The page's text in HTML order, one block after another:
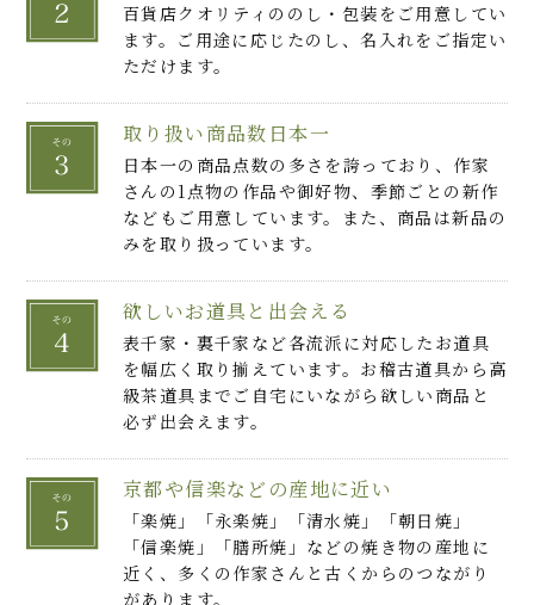
百貨店クオリティののし・包装をご用意してい
ます。ご用途に応じたのし、名入れをご指定い
ただけます。
取り扱い商品数日本一
日本一の商品点数の多さを誇っており、作家
さんの1点物の作品や御好物、季節ごとの新作
などもご用意しています。また、商品は新品の
みを取り扱っています。
欲しいお道具と出会える
表千家・裏千家など各流派に対応したお道具
を幅広く取り揃えています。お稽古道具から高
級茶道具までご自宅にいながら欲しい商品と
必ず出会えます。
京都や信楽などの産地に近い
「楽焼」「永楽焼」「清水焼」「朝日焼」
「信楽焼」「膳所焼」などの焼き物の産地に
近く、多くの作家さんと古くからのつながり
があります。